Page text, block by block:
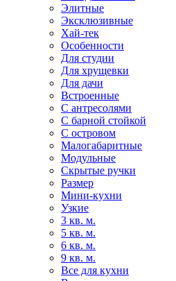
Элитные
Эксклюзивные
Хай-тек
Особенности
Для студии
Для хрущевки
Для дачи
Встроенные
С антресолями
С барной стойкой
С островом
Малогабаритные
Модульные
Скрытые ручки
Размер
Мини-кухни
Узкие
3 кв. м.
5 кв. м.
6 кв. м.
9 кв. м.
Все для кухни